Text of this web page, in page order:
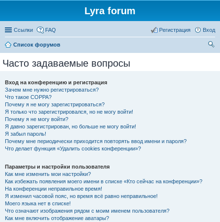
Lyra forum
Ссылки FAQ Вход
Регистрация
Список форумов
Часто задаваемые вопросы
Вход на конференцию и регистрация
Зачем мне нужно регистрироваться?
Что такое COPPA?
Почему я не могу зарегистрироваться?
Я только что зарегистрировался, но не могу войти!
Почему я не могу войти?
Я давно зарегистрирован, но больше не могу войти!
Я забыл пароль!
Почему мне периодически приходится повторять ввод имени и пароля?
Что делает функция «Удалить cookies конференции»?
Параметры и настройки пользователя
Как мне изменить мои настройки?
Как избежать появления моего имени в списке «Кто сейчас на конференции»?
На конференции неправильное время!
Я изменил часовой пояс, но время всё равно неправильное!
Моего языка нет в списке!
Что означают изображения рядом с моим именем пользователя?
Как мне включить отображение аватары?